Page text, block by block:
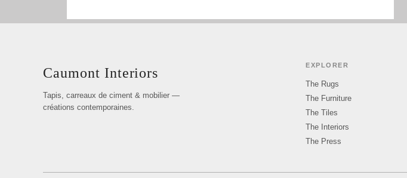
Caumont Interiors
Tapis, carreaux de ciment & mobilier —
créations contemporaines.
EXPLORER
The Rugs
The Furniture
The Tiles
The Interiors
The Press